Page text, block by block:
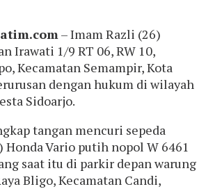
– Imam Razli (26)
Irawati 1/9 RT 06, RW 10,
Kecamatan Semampir, Kota
dengan hukum di wilayah
Sidoarjo.
tangan mencuri sepeda
Vario putih nopol W 6461
saat itu di parkir depan warung
Bligo, Kecamatan Candi,